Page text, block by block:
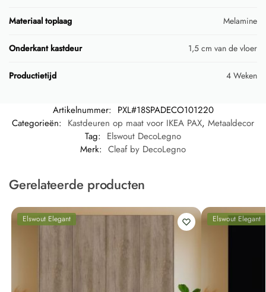
Materiaal toplaag Melamine
Onderkant kastdeur 1,5 cm van de vloer
Productietijd 4 Weken
Artikelnummer: PXL#18SPADECO101220
Categorieën: Kastdeuren op maat voor IKEA PAX, Metaaldecor
Tag: Elswout DecoLegno
Merk: Cleaf by DecoLegno
Gerelateerde producten
Elswout Elegant Elswout Elegant